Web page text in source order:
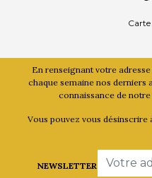
En renseignant votre
chaque semaine nos derniers
connaissance de notre
Vous pouvez vous
NEWSLETTER
Email